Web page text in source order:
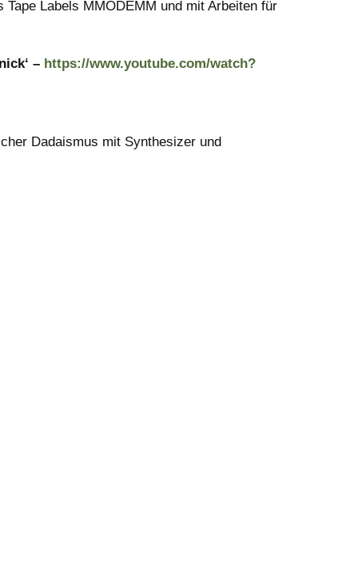
Labels MMODEMM und mit Arbeiten für
– https://www.youtube.com/watch?
Dadaismus mit Synthesizer und